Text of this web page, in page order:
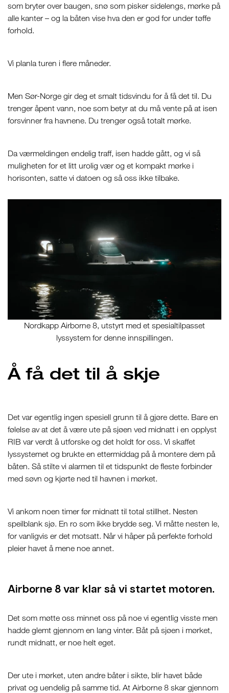
som bryter over baugen, snø som pisker sidelengs, mørke på
alle kanter – og la båten vise hva den er god for under tøffe
forhold.
Vi planla turen i flere måneder.
Men Sør-Norge gir deg et smalt tidsvindu for å få det til. Du
trenger åpent vann, noe som betyr at du må vente på at isen
forsvinner fra havnene. Du trenger også totalt mørke.
Da værmeldingen endelig traff, isen hadde gått, og vi så
muligheten for et litt urolig vær og et kompakt mørke i
horisonten, satte vi datoen og så oss ikke tilbake.
Nordkapp Airborne 8, utstyrt med et spesialtilpasset
lyssystem for denne innspillingen.
Å få det til å skje
Det var egentlig ingen spesiell grunn til å gjøre dette. Bare en
følelse av at det å være ute på sjøen ved midnatt i en opplyst
RIB var verdt å utforske og det holdt for oss. Vi skaffet
lyssystemet og brukte en ettermiddag på å montere dem på
båten. Så stilte vi alarmen til et tidspunkt de fleste forbinder
med søvn og kjørte ned til havnen i mørket.
Vi ankom noen timer før midnatt til total stillhet. Nesten
speilblank sjø. En ro som ikke brydde seg. Vi måtte nesten le,
for vanligvis er det motsatt. Når vi håper på perfekte forhold
pleier havet å mene noe annet.
Airborne 8 var klar så vi startet motoren.
Det som møtte oss minnet oss på noe vi egentlig visste men
hadde glemt gjennom en lang vinter. Båt på sjøen i mørket,
rundt midnatt, er noe helt eget.
Der ute i mørket, uten andre båter i sikte, blir havet både
privat og uendelig på samme tid. At Airborne 8 skar gjennom